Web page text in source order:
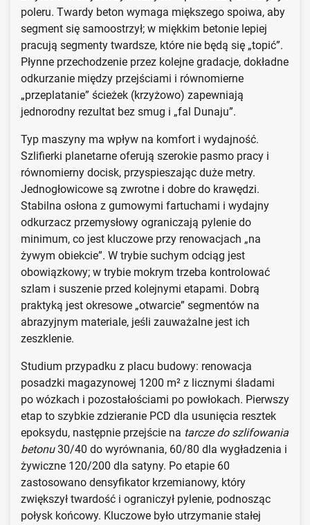
poleru. Twardy beton wymaga miększego spoiwa, aby
segment się samoostrzył; w miękkim betonie lepiej
pracują segmenty twardsze, które nie będą się „topić”.
Płynne przechodzenie przez kolejne gradacje, dokładne
odkurzanie między przejściami i równomierne
„przeplatanie” ścieżek (krzyżowo) zapewniają
jednorodny rezultat bez smug i „fal Dunaju”.
Typ maszyny ma wpływ na komfort i wydajność.
Szlifierki planetarne oferują szerokie pasmo pracy i
równomierny docisk, przyspieszając duże metry.
Jednogłowicowe są zwrotne i dobre do krawędzi.
Stabilna osłona z gumowymi fartuchami i wydajny
odkurzacz przemysłowy ograniczają pylenie do
minimum, co jest kluczowe przy renowacjach „na
żywym obiekcie”. W trybie suchym odciąg jest
obowiązkowy; w trybie mokrym trzeba kontrolować
szlam i suszenie przed kolejnymi etapami. Dobrą
praktyką jest okresowe „otwarcie” segmentów na
abrazyjnym materiale, jeśli zauważalne jest ich
zeszklenie.
Studium przypadku z placu budowy: renowacja
posadzki magazynowej 1200 m² z licznymi śladami
po wózkach i pozostałościami po powłokach. Pierwszy
etap to szybkie zdzieranie PCD dla usunięcia resztek
epoksydu, następnie przejście na tarcze do szlifowania
betonu30/40 do wyrównania, 60/80 dla wygładzenia i
żywiczne 120/200 dla satyny. Po etapie 60
zastosowano densyfikator krzemianowy, który
zwiększył twardość i ograniczył pylenie, podnosząc
połysk końcowy. Kluczowe było utrzymanie stałej